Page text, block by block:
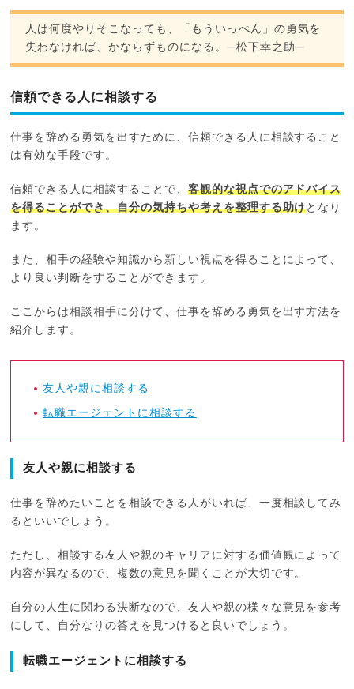
人は何度やりそこなっても、「もういっぺん」の勇気を
失わなければ、かならずものになる。―松下幸之助―
信頼できる人に相談する
仕事を辞める勇気を出すために、信頼できる人に相談すること
は有効な手段です。
信頼できる人に相談することで、 客観的な視点でのアドバイス
を得ることができ、自分の気持ちや考えを整理する助けとなり
ます。
また、相手の経験や知識から新しい視点を得ることによって、
より良い判断をすることができます。
ここからは相談相手に分けて、仕事を辞める勇気を出す方法を
紹介します。
友人や親に相談する
転職エージェントに相談する
友人や親に相談する
仕事を辞めたいことを相談できる人がいれば、一度相談してみ
るといいでしょう。
ただし、相談する友人や親のキャリアに対する価値観によって
内容が異なるので、複数の意見を聞くことが大切です。
自分の人生に関わる決断なので、友人や親の様々な意見を参考
にして、自分なりの答えを見つけると良いでしょう。
転職エージェントに相談する